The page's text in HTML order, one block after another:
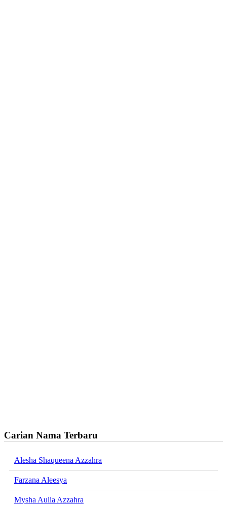
Carian Nama Terbaru
Alesha Shaqueena Azzahra
Farzana Aleesya
Mysha Aulia Azzahra